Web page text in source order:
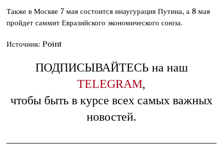
Также в Москве 7 мая состоится инаугурация Путина, а 8 мая
пройдет саммит Евразийского экономического союза.
Источник: Point
ПОДПИСЫВАЙТЕСЬ на наш
TELEGRAM,
чтобы быть в курсе всех самых важных
новостей.